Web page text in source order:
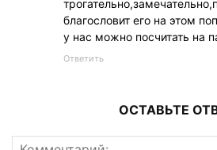
благословит его на этом
у нас можно посчитать на
Ответить
ОСТАВЬТЕ